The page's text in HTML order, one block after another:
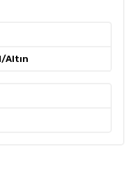
Altın